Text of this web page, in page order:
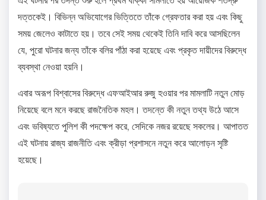
দত্তকেই। বিভিন্ন অভিযোগের ভিত্তিতে তাঁকে গ্রেফতার করা হয় এবং কিছু
সময় জেলেও কাটাতে হয়। তবে সেই সময় থেকেই তিনি দাবি করে আসছিলেন
যে, পুরো ঘটনার জন্য তাঁকে বলির পাঁঠা করা হয়েছে এবং প্রকৃত দায়ীদের বিরুদ্ধে
ব্যবস্থা নেওয়া হয়নি।
এবার অরূপ বিশ্বাসের বিরুদ্ধে এফআইআর রুজু হওয়ার পর মামলাটি নতুন মোড়
নিয়েছে বলে মনে করছে রাজনৈতিক মহল। তদন্তে কী নতুন তথ্য উঠে আসে
এবং ভবিষ্যতে পুলিশ কী পদক্ষেপ করে, সেদিকে নজর রয়েছে সকলের। আপাতত
এই ঘটনায় রাজ্য রাজনীতি এবং ক্রীড়া প্রশাসনে নতুন করে আলোড়ন সৃষ্টি
হয়েছে।